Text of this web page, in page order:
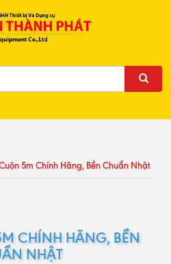
5m Chính Hãng, Bền Chuẩn Nhật
CHÍNH HÃNG, BỀN
NHẬT